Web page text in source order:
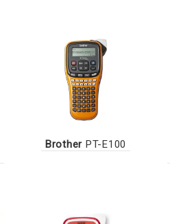
Brother PT-E100